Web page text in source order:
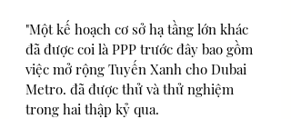
"Một kế hoạch cơ sở hạ tầng lớn khác
đã được coi là PPP trước đây bao gồm
việc mở rộng Tuyến Xanh cho Dubai
Metro. đã được thử và thử nghiệm
trong hai thập kỷ qua.